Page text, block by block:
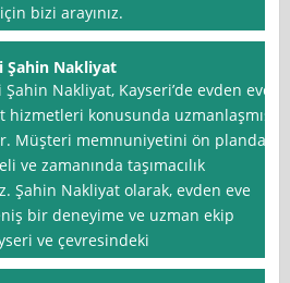
bizi arayınız.
Şahin Nakliyat
Şahin Nakliyat, Kayseri’de evden eve
hizmetleri konusunda uzmanlaşmış
Müşteri memnuniyetini ön planda
ve zamanında taşımacılık
Şahin Nakliyat olarak, evden eve
bir deneyime ve uzman ekip
ve çevresindeki